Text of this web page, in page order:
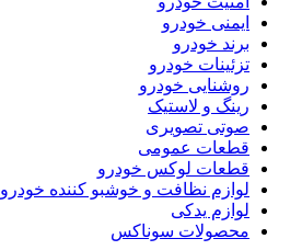
ایمنی خودرو
برند خودرو
تزئینات خودرو
روشنایی خودرو
رینگ و لاستیک
صوتی تصویری
قطعات عمومی
قطعات لوکس خودرو
لوازم نظافت و خوشبو کننده خودرو
لوازم یدکی
محصولات سوناکس